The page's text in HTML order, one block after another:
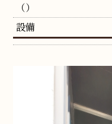
（）
設備